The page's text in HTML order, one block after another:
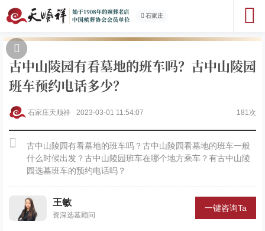
石家庄
古中山陵园有看墓地的班车吗？古中山陵园
班车预约电话多少？
石家庄天顺祥 2023-03-01 11:54:07 181次
古中山陵园有看墓地的班车吗？古中山陵园看墓地的班车一般
什么时候出发？古中山陵园班车在哪个地方乘车？有古中山陵
园选墓班车的预约电话吗？
王敏
资深选墓顾问
一键咨询Ta